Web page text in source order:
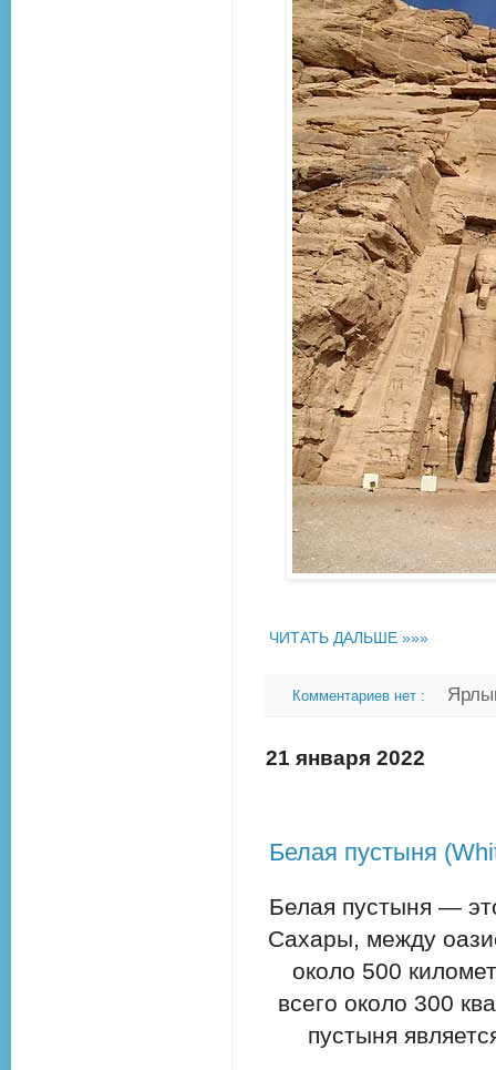
ЧИТАТЬ ДАЛЬШЕ »»»
Комментариев нет :
21 января 2022
Белая пустыня
Белая пустыня —
Сахары, между
около 500
всего около 300
пустыня